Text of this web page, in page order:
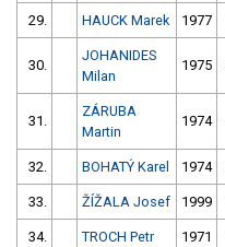
29. HAUCK Marek 1977
30.
JOHANIDES
Milan
1975
31.
ZÁRUBA
Martin
1974
32. BOHATÝ Karel 1974
33. ŽÍŽALA Josef 1999
34. TROCH Petr 1971